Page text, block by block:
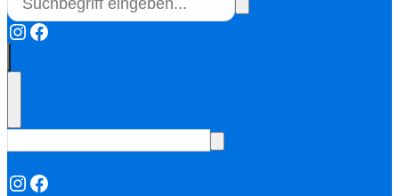
Instagram
Facebook
Instagram
Facebook